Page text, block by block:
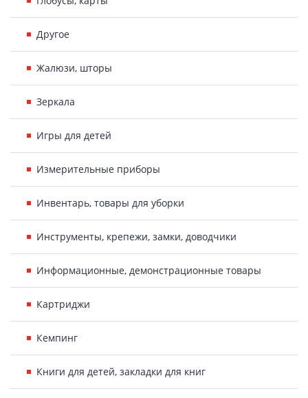
Другое
Жалюзи, шторы
Зеркала
Игры для детей
Измерительные приборы
Инвентарь, товары для уборки
Инструменты, крепежи, замки, доводчики
Информационные, демонстрационные товары
Картриджи
Кемпинг
Книги для детей, закладки для книг